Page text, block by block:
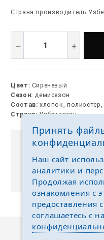
Страна производитель
Цвет: Сиреневый
Сезон: демисезон
Состав: хлопок, полиэстер,
Страна: Узбекистан
Выкуп без
Отгружаем
ваш выбор
Принять
Наш сайт
аналитики и
Продолжая
ознакомления с
предоставления
соглашаетесь с